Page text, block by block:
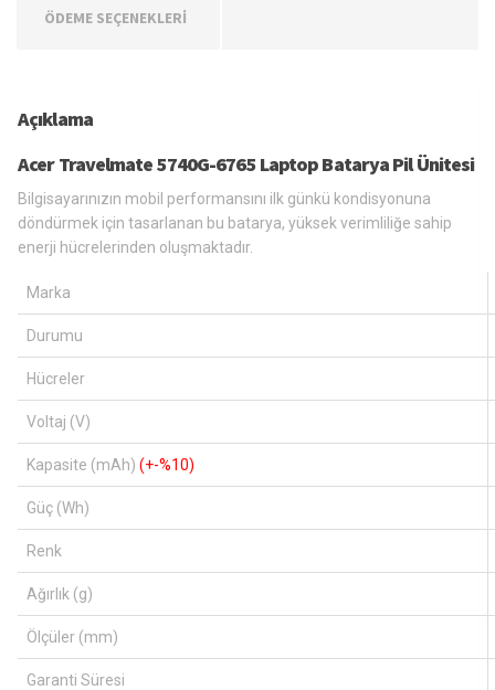
ÖDEME SEÇENEKLERİ
Açıklama
Acer Travelmate 5740G-6765 Laptop Batarya Pil Ünitesi
Bilgisayarınızın mobil performansını ilk günkü kondisyonuna
döndürmek için tasarlanan bu batarya, yüksek verimliliğe sahip
enerji hücrelerinden oluşmaktadır.
Marka
Durumu
Hücreler
Voltaj (V)
Kapasite (mAh) (+-%10)
Güç (Wh)
Renk
Ağırlık (g)
Ölçüler (mm)
Garanti Süresi